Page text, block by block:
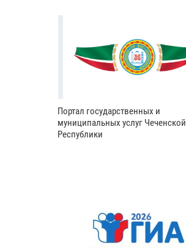
Портал государственных и
муниципальных услуг Чеченской
Республики